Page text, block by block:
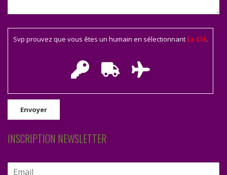
Svp prouvez que vous êtes un humain en sélectionnant La Clé.
INSCRIPTION NEWSLETTER